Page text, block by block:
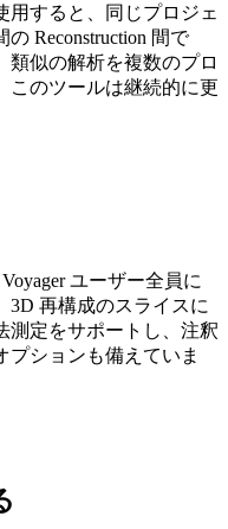
用すると、同じプロジェ
Reconstruction 間で
類似の解析を複数のプロ
このツールは継続的に更
ユーザー全員に
3D 再構成のスライスに
測定をサポートし、注釈
プションも備えていま